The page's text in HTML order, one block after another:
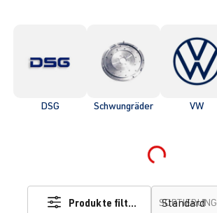
DSG Schwungräder VW
Loading...
Produkte filtern SORTIERUNG